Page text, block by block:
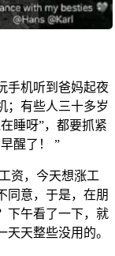
手机听到爸妈起夜
；有些人三十多岁
睡呀”，都要抓紧
醒了！ ”
资，今天想涨工
同意，于是，在朋
下午看了一下，就
天整些没用的。